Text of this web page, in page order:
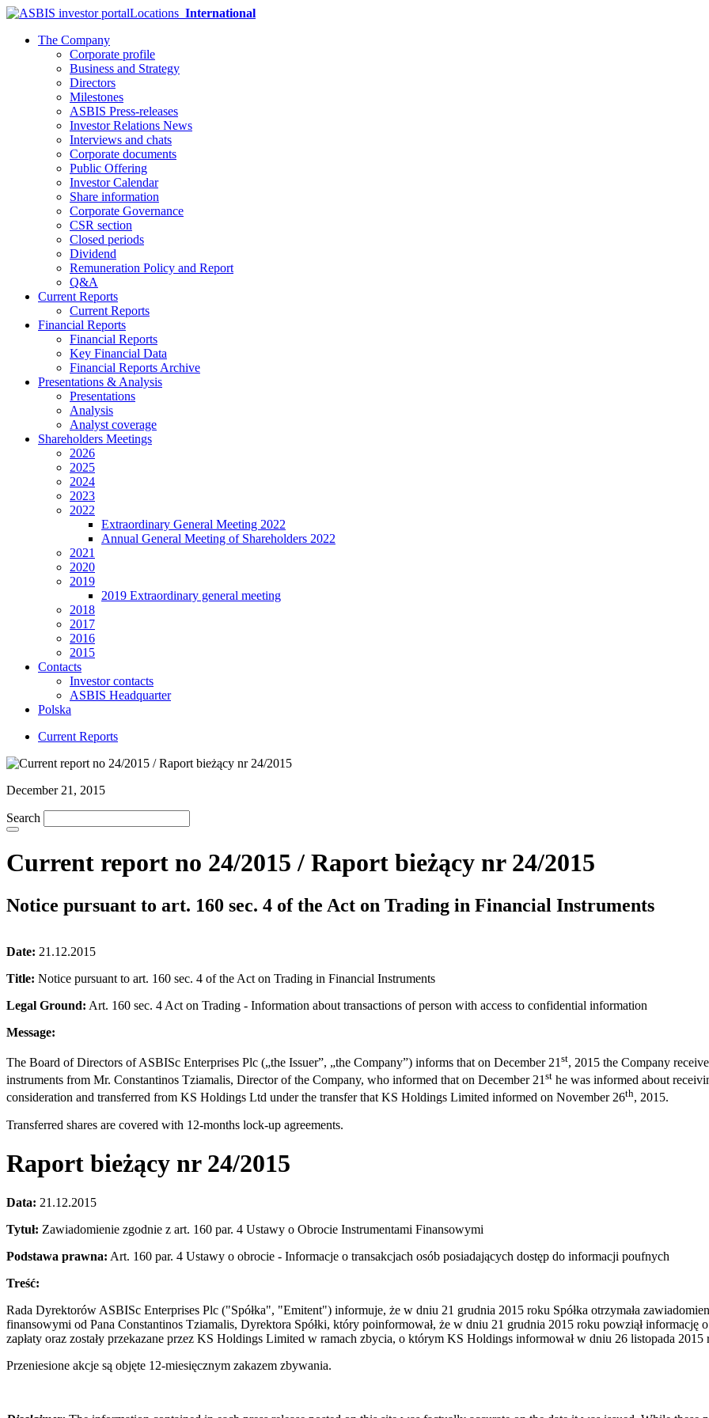
Locations International
The Company
Corporate profile
Business and Strategy
Directors
Milestones
ASBIS Press-releases
Investor Relations News
Interviews and chats
Corporate documents
Public Offering
Investor Calendar
Share information
Corporate Governance
CSR section
Closed periods
Dividend
Remuneration Policy and Report
Q&A
Current Reports
Current Reports
Financial Reports
Financial Reports
Key Financial Data
Financial Reports Archive
Presentations & Analysis
Presentations
Analysis
Analyst coverage
Shareholders Meetings
2026
2025
2024
2023
2022
Extraordinary General Meeting 2022
Annual General Meeting of Shareholders 2022
2021
2020
2019
2019 Extraordinary general meeting
2018
2017
2016
2015
Contacts
Investor contacts
ASBIS Headquarter
Polska
Current Reports
December 21, 2015
Search
Current report no 24/2015 / Raport bieżący nr 24/2015
Notice pursuant to art. 160 sec. 4 of the Act on Trading in Financial Instruments
Date: 21.12.2015
Title: Notice pursuant to art. 160 sec. 4 of the Act on Trading in Financial Instruments
Legal Ground: Art. 160 sec. 4 Act on Trading - Information about transactions of person with access to confidential information
Message:
The Board of Directors of ASBISc Enterprises Plc („the Issuer”, „the Company”) informs that on December 21 st, 2015 the Company
instruments from Mr. Constantinos Tziamalis, Director of the Company, who informed that on December 21st he was informed about
consideration and transferred from KS Holdings Ltd under the transfer that KS Holdings Limited informed on November 26th, 2015.
Transferred shares are covered with 12-months lock-up agreements.
Raport bieżący nr 24/2015
Data: 21.12.2015
Tytuł: Zawiadomienie zgodnie z art. 160 par. 4 Ustawy o Obrocie Instrumentami Finansowymi
Podstawa prawna: Art. 160 par. 4 Ustawy o obrocie - Informacje o transakcjach osób posiadających dostęp do informacji poufnych
Treść:
Rada Dyrektorów ASBISc Enterprises Plc ("Spółka", "Emitent") informuje, że w dniu 21 grudnia 2015 roku Spółka otrzymała
finansowymi od Pana Constantinos Tziamalis, Dyrektora Spółki, który poinformował, że w dniu 21 grudnia 2015 roku powziął informację
zapłaty oraz zostały przekazane przez KS Holdings Limited w ramach zbycia, o którym KS Holdings informował w dniu 26 listopada 2015
Przeniesione akcje są objęte 12-miesięcznym zakazem zbywania.